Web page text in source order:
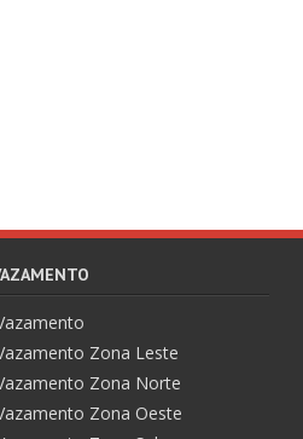
Zona Leste
Zona Norte
Zona Oeste